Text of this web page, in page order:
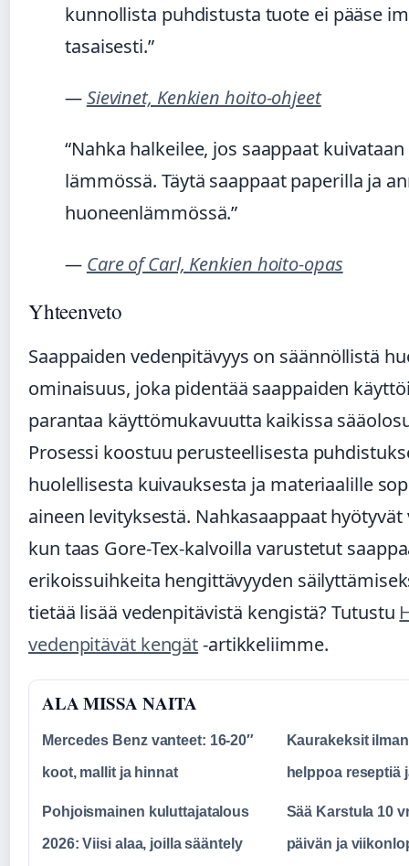
kunnollista puhdistusta tuote ei pääse
tasaisesti.”
—Sievinet, Kenkien hoito-ohjeet
“Nahka halkeilee, jos saappaat
lämmössä. Täytä saappaat paperilla ja
huoneenlämmössä.”
— Care of Carl, Kenkien hoito-opas
Yhteenveto
Saappaiden vedenpitävyys on säännöllistä
ominaisuus, joka pidentää saappaiden
parantaa käyttömukavuutta kaikissa
Prosessi koostuu perusteellisesta
huolellisesta kuivauksesta ja materiaalille
aineen levityksestä. Nahkasaappaat hyötyvät
kun taas Gore-Tex-kalvoilla varustetut
erikoissuihkeita hengittävyyden
tietää lisää vedenpitävistä kengistä? Tutustu
vedenpitävät kengät-artikkeliimme.
ALA MISSA NAITA
Mercedes Benz vanteet: 16-20″
koot, mallit ja hinnat
Kaurakeksit
helppoa reseptiä
Pohjoismainen kuluttajatalous
2026: Viisi alaa, joilla sääntely
Sää Karstula 10
päivän ja